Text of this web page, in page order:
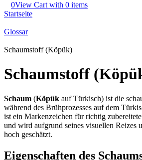
0View Cart with 0 items
Startseite
Glossar
Schaumstoff (Köpük)
Schaumstoff
Schaum (Köpük auf Türkisch) ist die
während des Brühprozesses auf dem
ist ein Markenzeichen für richtig
und wird aufgrund seines visuellen Reizes
hoch geschätzt.
Eigenschaften des